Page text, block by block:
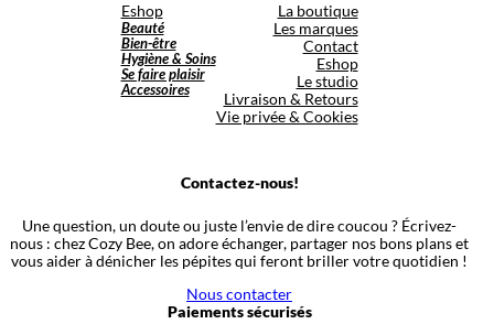
Eshop
Beauté
Bien-être
Hygiène & Soins
Se faire plaisir
Accessoires
La boutique
Les marques
Contact
Eshop
Le studio
Livraison & Retours
Vie privée & Cookies
Contactez-nous!
Une question, un doute ou juste l’envie de dire coucou ? Écrivez-
nous : chez Cozy Bee, on adore échanger, partager nos bons plans et
vous aider à dénicher les pépites qui feront briller votre quotidien !
Nous contacter
Paiements sécurisés